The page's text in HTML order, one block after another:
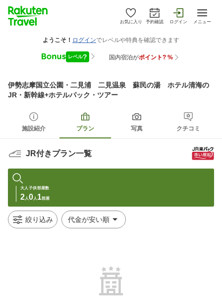
お気に入り 予約確認 ログイン メニュー
伊勢志摩国立公園・二見浦 二見温泉 蘇民の湯 ホテル清海の
JR・新幹線+ホテルパック・ツアー
施設紹介 プラン 写真 クチコミ
JR付きプラン一覧
大人
2人
子供
0人
部屋数
1部屋
絞り込み 代金が安い順